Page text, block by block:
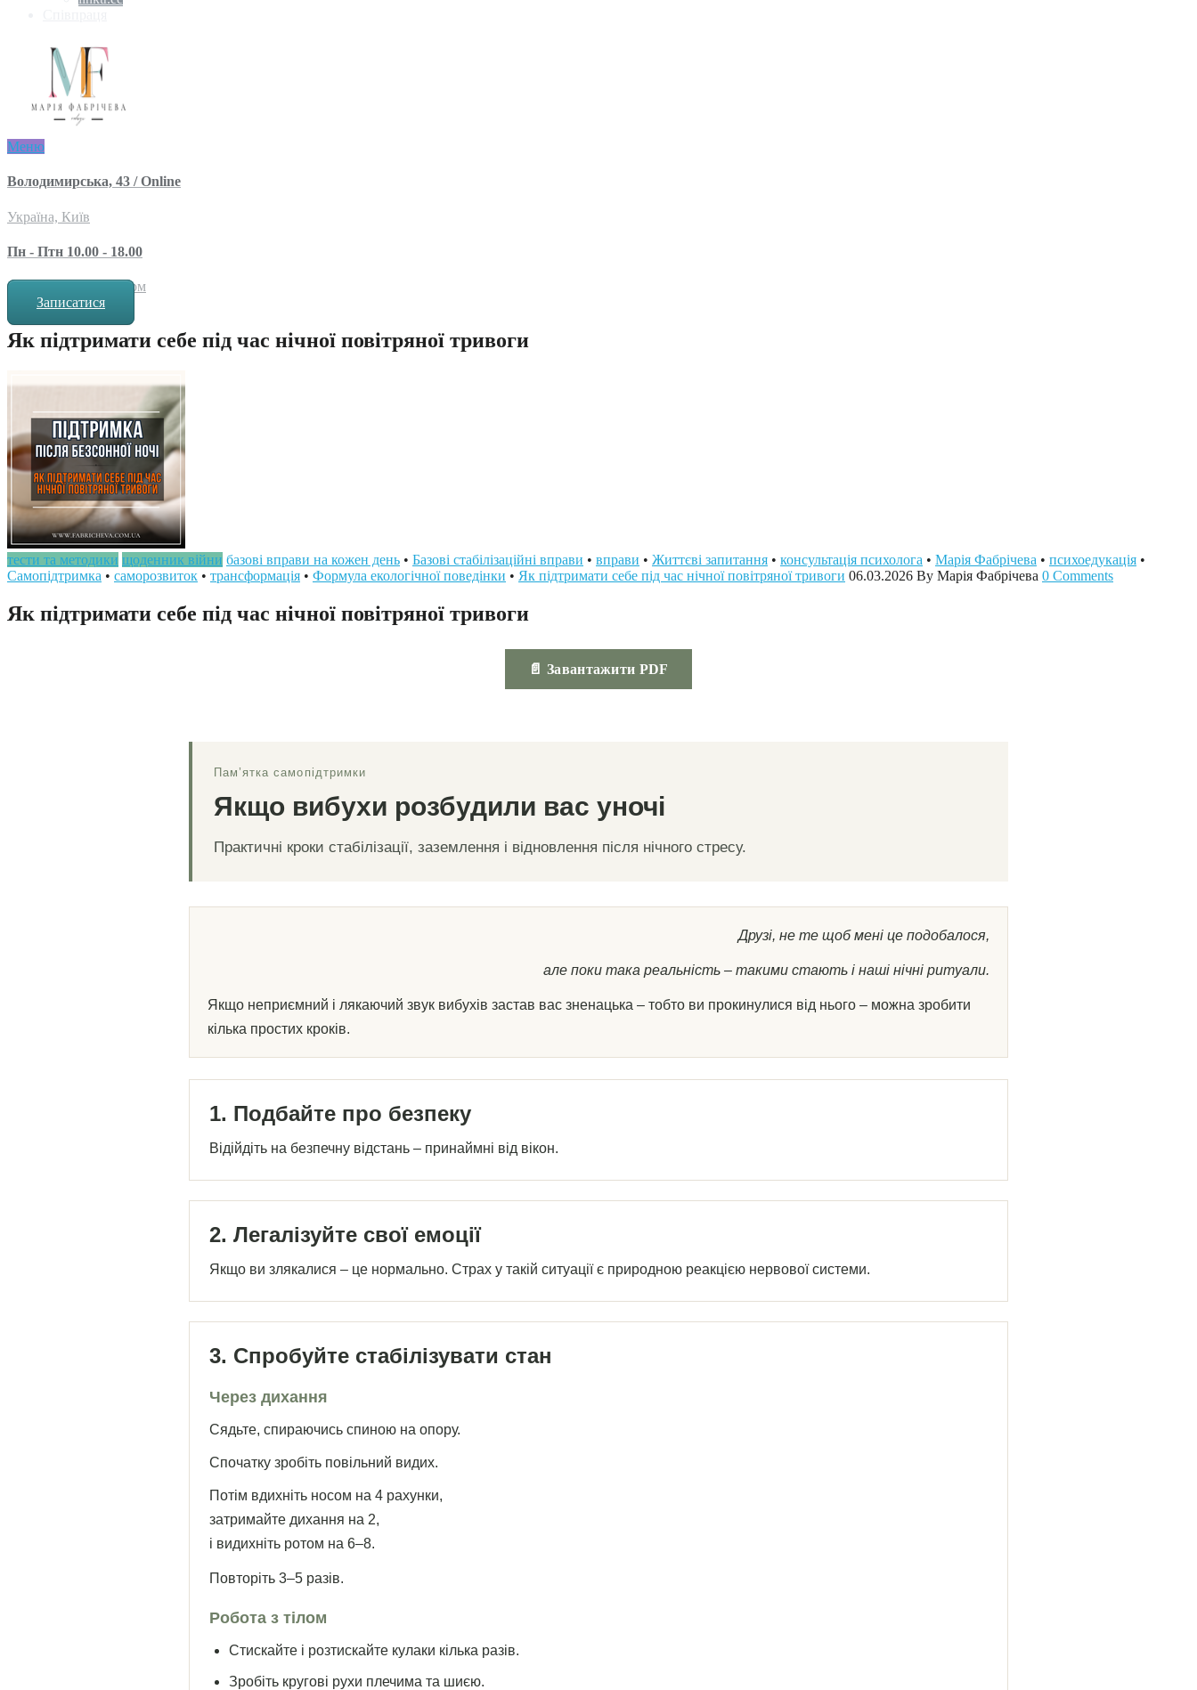
Меню
Володимирська, 43 / Online
Україна, Київ
Пн - Птн 10.00 - 18.00
за попереднім записом
Записатися
Як підтримати себе під час нічної повітряної тривоги
тести та методики щоденник війни базові вправи на кожен день • Базові стабілізаційні вправи • вправи • Життєві запитання • консультація психолога • Марія Фабрічева • психоедукація •
Самопідтримка • саморозвиток • трансформація • Формула екологічної поведінки • Як підтримати себе під час нічної повітряної тривоги 06.03.2026 By Марія Фабрічева 0 Comments
Як підтримати себе під час нічної повітряної тривоги
📄 Завантажити PDF
Пам’ятка самопідтримки
Якщо вибухи розбудили вас уночі
Практичні кроки стабілізації, заземлення і відновлення після нічного стресу.
Друзі, не те щоб мені це подобалося,
але поки така реальність – такими стають і наші нічні ритуали.
Якщо неприємний і лякаючий звук вибухів застав вас зненацька – тобто ви прокинулися від нього – можна зробити
кілька простих кроків.
1. Подбайте про безпеку
Відійдіть на безпечну відстань – принаймні від вікон.
2. Легалізуйте свої емоції
Якщо ви злякалися – це нормально. Страх у такій ситуації є природною реакцією нервової системи.
3. Спробуйте стабілізувати стан
Через дихання
Сядьте, спираючись спиною на опору.
Спочатку зробіть повільний видих.
Потім вдихніть носом на 4 рахунки,
затримайте дихання на 2,
і видихніть ротом на 6–8.
Повторіть 3–5 разів.
Робота з тілом
Стискайте і розтискайте кулаки кілька разів.
Зробіть кругові рухи плечима та шиєю.